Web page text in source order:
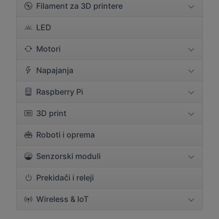
Filament za 3D printere
LED
Motori
Napajanja
Raspberry Pi
3D print
Roboti i oprema
Senzorski moduli
Prekidači i releji
Wireless & IoT